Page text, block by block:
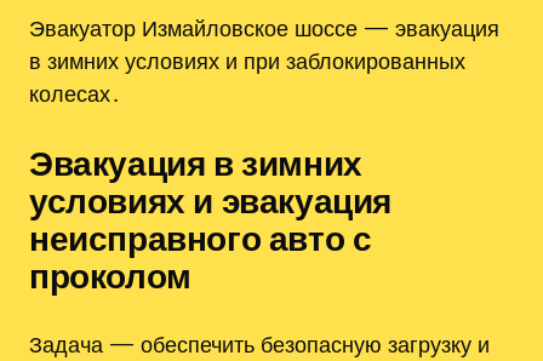
Эвакуатор Измайловское шоссе — эвакуация
в зимних условиях и при заблокированных
колесах․
Эвакуация в зимних
условиях и эвакуация
неисправного авто с
проколом
Задача — обеспечить безопасную загрузку и